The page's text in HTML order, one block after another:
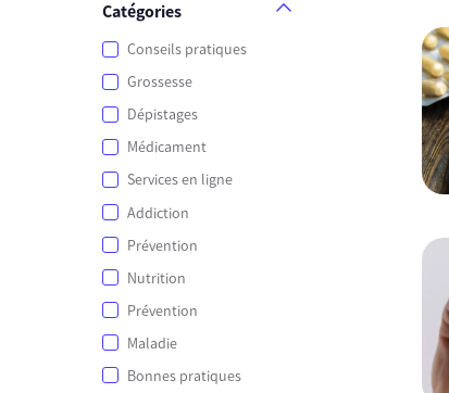
Catégories
Conseils pratiques
Grossesse
Dépistages
Médicament
Services en ligne
Addiction
Prévention
Nutrition
Prévention
Maladie
Bonnes pratiques